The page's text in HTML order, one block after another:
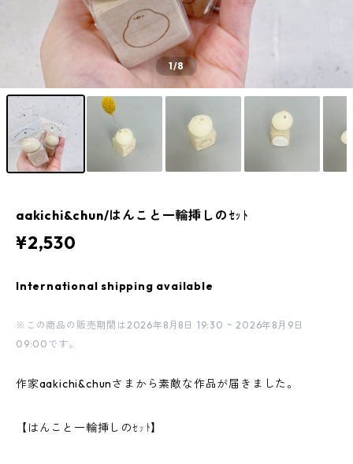
1/8
aakichi&chun/はんこと一輪挿しのｾｯﾄ
¥2,530
International shipping available
※この商品の販売期間は2026年8月8日 19:30 ~ 2026年8月9日
09:00です。
作家aakichi&chunさまから素敵な作品が届きました。
【はんこと一輪挿しのｾｯﾄ】